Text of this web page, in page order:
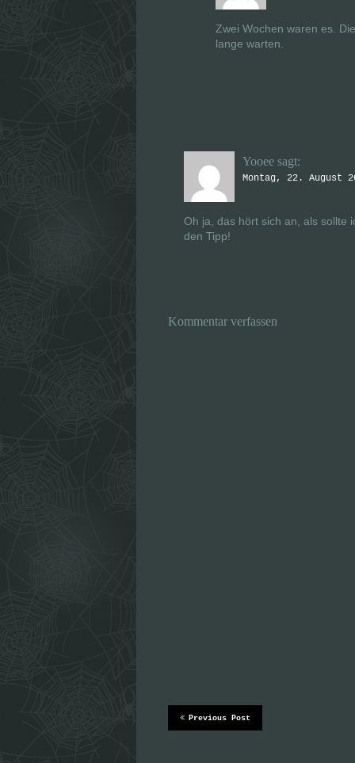
Zwei Wochen waren es.
lange warten.
Yooee sagt:
Montag, 22. August
Oh ja, das hört sich an, als sollte
den Tipp!
Kommentar verfassen
Previous Post